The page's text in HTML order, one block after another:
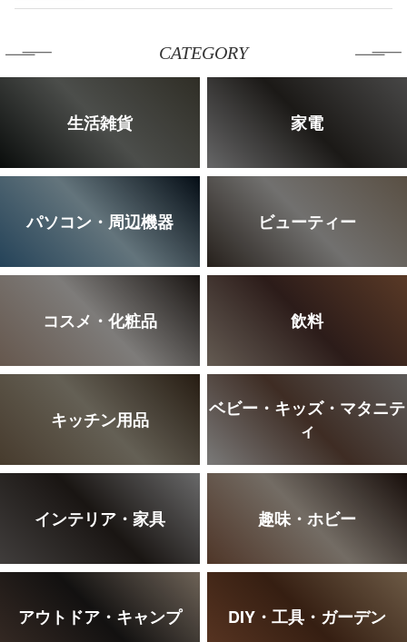
CATEGORY
生活雑貨 家電
パソコン・周辺機器 ビューティー
コスメ・化粧品 飲料
キッチン用品
ベビー・キッズ・マタニテ
ィ
インテリア・家具 趣味・ホビー
アウトドア・キャンプ DIY・工具・ガーデン